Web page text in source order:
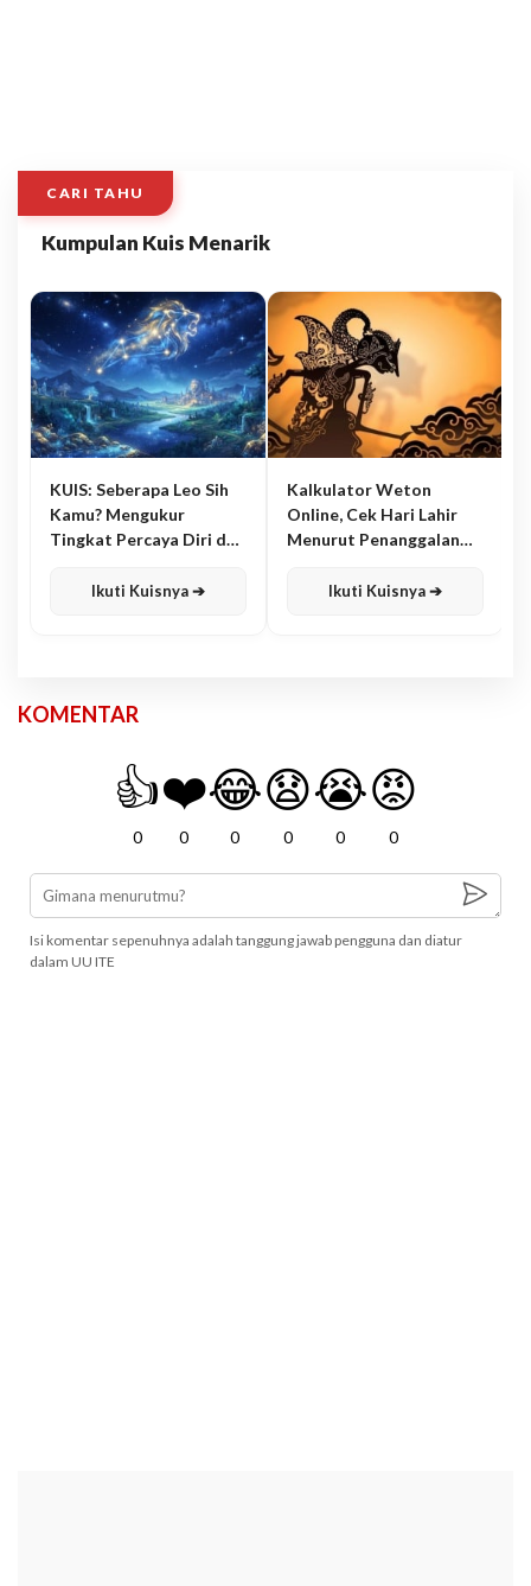
CARI TAHU
Kumpulan Kuis Menarik
KUIS: Seberapa Leo Sih
Kamu? Mengukur
Tingkat Percaya Diri dan
Ikuti Kuisnya ➔
Kalkulator Weton
Online, Cek Hari Lahir
Menurut Penanggalan
Ikuti Kuisnya ➔
KOMENTAR
👍
0
❤️
0
😂
0
😧
0
😭
0
😡
0
Isi komentar sepenuhnya adalah tanggung jawab pengguna dan diatur
dalam UU ITE